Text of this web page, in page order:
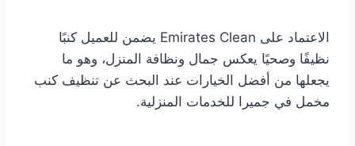
الاعتماد على Emirates Clean يضمن للعميل كنبًا
نظيفًا وصحيًا يعكس جمال ونظافة المنزل، وهو ما
يجعلها من أفضل الخيارات عند البحث عن تنظيف كنب
مخمل في جميرا للخدمات المنزلية.